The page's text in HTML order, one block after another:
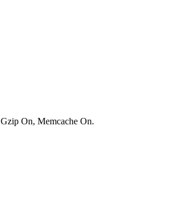
On, Memcache On.